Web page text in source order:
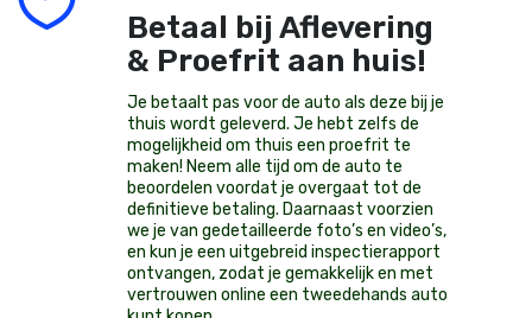
Betaal bij Aflevering
& Proefrit aan huis!
Je betaalt pas voor de auto als deze bij je
thuis wordt geleverd. Je hebt zelfs de
mogelijkheid om thuis een proefrit te
maken! Neem alle tijd om de auto te
beoordelen voordat je overgaat tot de
definitieve betaling. Daarnaast voorzien
we je van gedetailleerde foto’s en video’s,
en kun je een uitgebreid inspectierapport
ontvangen, zodat je gemakkelijk en met
vertrouwen online een tweedehands auto